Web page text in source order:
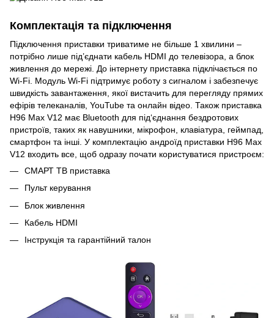
Комплектація та підключення
Підключення приставки триватиме не більше 1 хвилини –
потрібно лише під’єднати кабель HDMI до телевізора, а блок
живлення до мережі. До інтернету приставка підклічається по
Wi-Fi. Модуль Wi-Fi підтримує роботу з сигналом і забезпечує
швидкість завантаження, якої вистачить для перегляду прямих
ефірів телеканалів, YouTube та онлайн відео. Також приставка
H96 Max V12 має Bluetooth для під‘єднання бездротових
пристроїв, таких як навушники, мікрофон, клавіатура, геймпад,
смартфон та інші. У комплектацію андроїд приставки H96 Max
V12 входить все, щоб одразу почати користуватися пристроєм:
СМАРТ ТВ приставка
Пульт керування
Блок живлення
Кабель HDMI
Інструкція та гарантійний талон